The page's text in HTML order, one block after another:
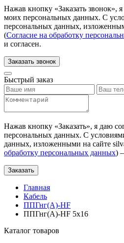
Нажав кнопку «Заказать звонок»,
моих персональных данных. С
персональных данных,
(Согласие на обработку
и согласен.
Заказать звонок
Быстрый заказ
Нажав кнопку «Заказать», я даю
персональных данных. С
данных, изложенными на сайте
обработку персональных данных)
Заказать
Главная
Кабель
ППГнг(А)-HF
ППГнг(А)-HF 5х16
Каталог товаров